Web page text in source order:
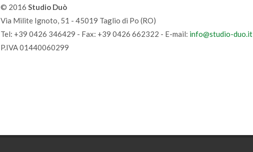
© 2016 Studio Duò
Via Milite Ignoto, 51 - 45019 Taglio di Po (RO)
Tel: +39 0426 346429 - Fax: +39 0426 662322 - E-mail: info@studio-duo.it
P.IVA 01440060299